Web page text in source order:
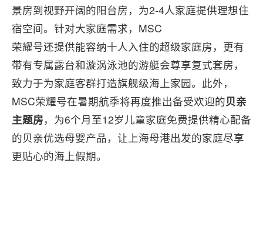
景房到视野开阔的阳台房，为2-4人家庭提供理想住
宿空间。针对大家庭需求，MSC
荣耀号还提供能容纳十人入住的超级家庭房，更有
带有专属露台和漩涡泳池的游艇会尊享复式套房，
致力于为家庭客群打造旗舰级海上家园。此外，
MSC荣耀号在暑期航季将再度推出备受欢迎的贝亲
主题房，为6个月至12岁儿童家庭免费提供精心配备
的贝亲优选母婴产品，让上海母港出发的家庭尽享
更贴心的海上假期。